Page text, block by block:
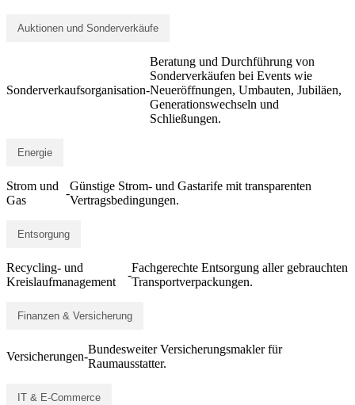
Auktionen und Sonderverkäufe
Sonderverkaufsorganisation-
Beratung und Durchführung von
Sonderverkäufen bei Events wie
Neueröffnungen, Umbauten, Jubiläen,
Generationswechseln und
Schließungen.
Energie
Strom und
Gas
-
Günstige Strom- und Gastarife mit transparenten
Vertragsbedingungen.
Entsorgung
Recycling- und
Kreislaufmanagement
-
Fachgerechte Entsorgung aller gebrauchten
Transportverpackungen.
Finanzen & Versicherung
Versicherungen-
Bundesweiter Versicherungsmakler für
Raumausstatter.
IT & E-Commerce